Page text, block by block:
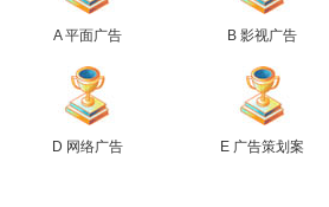
A 平面广告 B 影视广告
D 网络广告 E 广告策划案